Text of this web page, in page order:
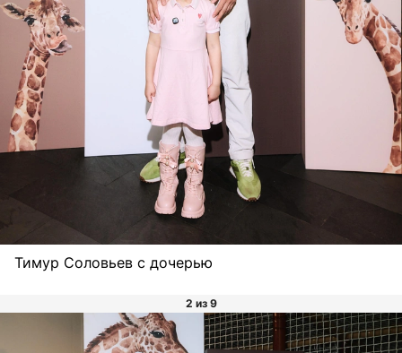
Тимур Соловьев с дочерью
2 из 9